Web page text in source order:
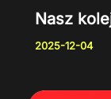
Nasz
2025-12-04